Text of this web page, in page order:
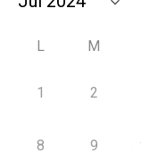
L M
1 2
8 9